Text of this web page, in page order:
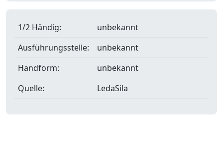
1/2 Händig:
unbekannt
Ausführungsstelle:
unbekannt
Handform:
unbekannt
Quelle:
LedaSila